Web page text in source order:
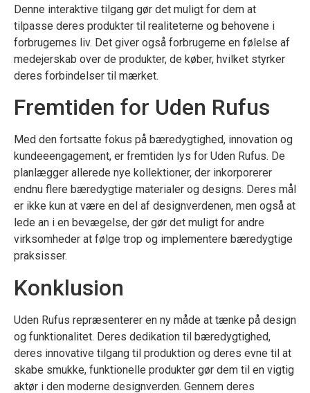
Denne interaktive tilgang gør det muligt for dem at
tilpasse deres produkter til realiteterne og behovene i
forbrugernes liv. Det giver også forbrugerne en følelse af
medejerskab over de produkter, de køber, hvilket styrker
deres forbindelser til mærket.
Fremtiden for Uden Rufus
Med den fortsatte fokus på bæredygtighed, innovation og
kundeeengagement, er fremtiden lys for Uden Rufus. De
planlægger allerede nye kollektioner, der inkorporerer
endnu flere bæredygtige materialer og designs. Deres mål
er ikke kun at være en del af designverdenen, men også at
lede an i en bevægelse, der gør det muligt for andre
virksomheder at følge trop og implementere bæredygtige
praksisser.
Konklusion
Uden Rufus repræsenterer en ny måde at tænke på design
og funktionalitet. Deres dedikation til bæredygtighed,
deres innovative tilgang til produktion og deres evne til at
skabe smukke, funktionelle produkter gør dem til en vigtig
aktør i den moderne designverden. Gennem deres